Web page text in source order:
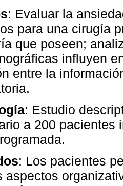
: Evaluar la
para una cirugía
que poseen;
influyen
entre la
: Estudio
a 200 pacientes
: Los pacientes
aspectos